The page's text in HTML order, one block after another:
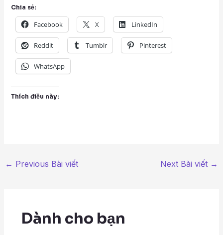
Chia sẻ:
Facebook X LinkedIn
Reddit Tumblr Pinterest
WhatsApp
Thích điều này:
← Previous Bài viết Next Bài viết →
Dành cho bạn